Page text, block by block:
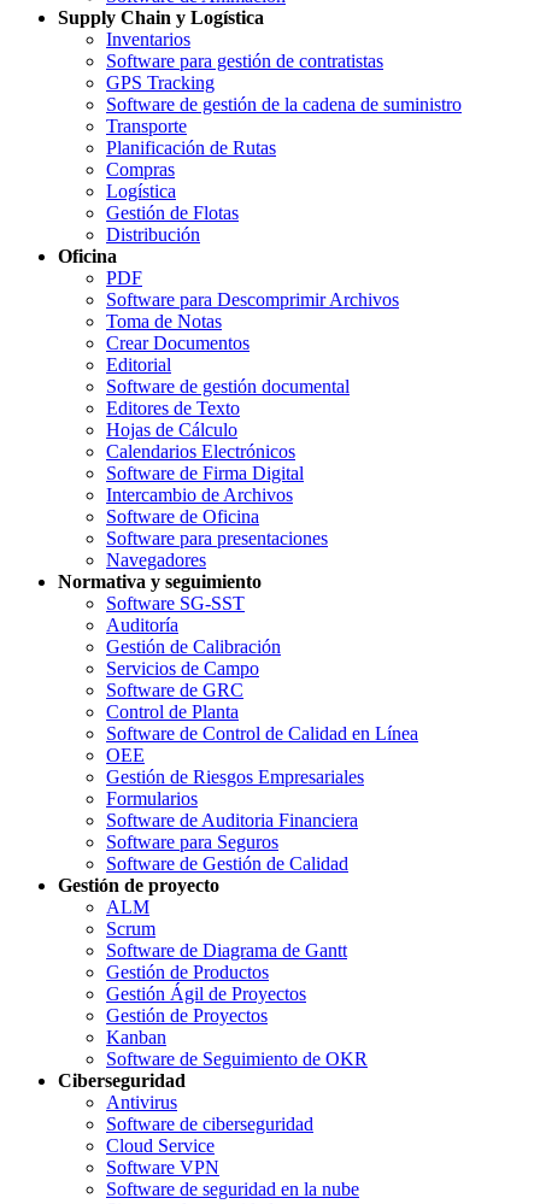
Supply Chain y Logística
Inventarios
Software para gestión de contratistas
GPS Tracking
Software de gestión de la cadena de suministro
Transporte
Planificación de Rutas
Compras
Logística
Gestión de Flotas
Distribución
Oficina
PDF
Software para Descomprimir Archivos
Toma de Notas
Crear Documentos
Editorial
Software de gestión documental
Editores de Texto
Hojas de Cálculo
Calendarios Electrónicos
Software de Firma Digital
Intercambio de Archivos
Software de Oficina
Software para presentaciones
Navegadores
Normativa y seguimiento
Software SG-SST
Auditoría
Gestión de Calibración
Servicios de Campo
Software de GRC
Control de Planta
Software de Control de Calidad en Línea
OEE
Gestión de Riesgos Empresariales
Formularios
Software de Auditoria Financiera
Software para Seguros
Software de Gestión de Calidad
Gestión de proyecto
ALM
Scrum
Software de Diagrama de Gantt
Gestión de Productos
Gestión Ágil de Proyectos
Gestión de Proyectos
Kanban
Software de Seguimiento de OKR
Ciberseguridad
Antivirus
Software de ciberseguridad
Cloud Service
Software VPN
Software de seguridad en la nube